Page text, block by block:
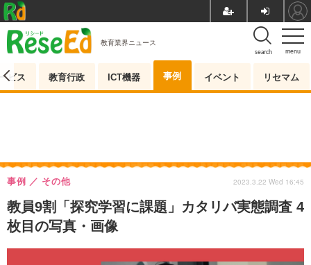
menu
search
教育業界ニュース
ビス 教育行政 ICT機器 事例 イベント リセマム
教員9割「探究学習に課題」カタリバ実態調査 4
枚目の写真・画像
事例 その他 2023.3.22 Wed 16:45